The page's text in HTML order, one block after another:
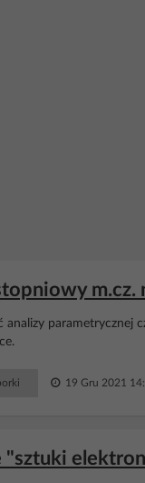
analizy parametrycznej
19 Gru 2021
"sztuki